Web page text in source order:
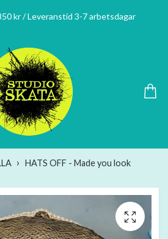
kr / Leveranstid 3-7 arbetsdagar
HATS OFF - Made you look